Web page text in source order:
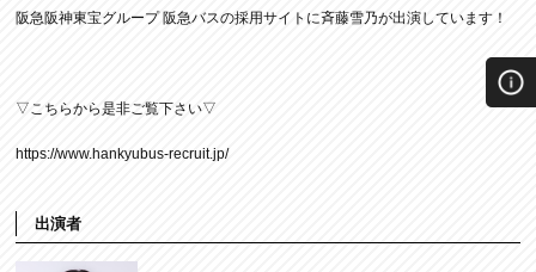
阪急阪神東宝グループ 阪急バスの採用サイトに斉藤雪乃が出演しています！
▽こちらから是非ご覧下さい▽
https://www.hankyubus-recruit.jp/
出演者